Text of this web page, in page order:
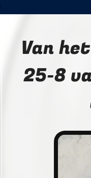
Van
25-8